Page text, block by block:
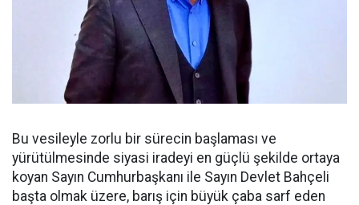
Bu vesileyle zorlu bir sürecin başlaması ve
yürütülmesinde siyasi iradeyi en güçlü şekilde ortaya
koyan Sayın Cumhurbaşkanı ile Sayın Devlet Bahçeli
başta olmak üzere, barış için büyük çaba sarf eden